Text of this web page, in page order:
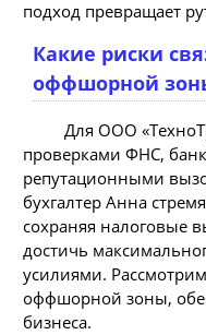
подход превращает
Какие риски
оффшорной
Для ООО
проверками ФНС,
репутационными
бухгалтер Анна
сохраняя налоговые
достичь
усилиями.
оффшорной зоны,
бизнеса.